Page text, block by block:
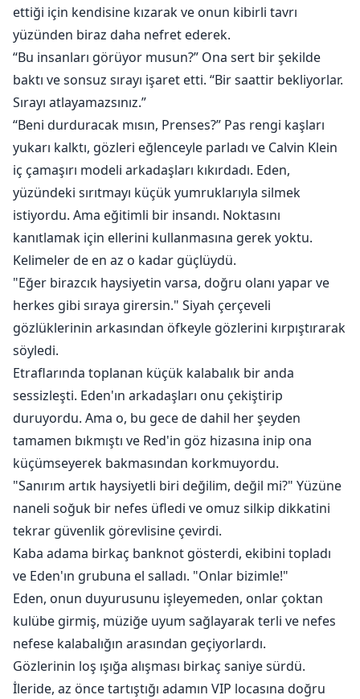
ettiği için kendisine kızarak ve onun kibirli tavrı
yüzünden biraz daha nefret ederek.
“Bu insanları görüyor musun?” Ona sert bir şekilde
baktı ve sonsuz sırayı işaret etti. “Bir saattir bekliyorlar.
Sırayı atlayamazsınız.”
“Beni durduracak mısın, Prenses?” Pas rengi kaşları
yukarı kalktı, gözleri eğlenceyle parladı ve Calvin Klein
iç çamaşırı modeli arkadaşları kıkırdadı. Eden,
yüzündeki sırıtmayı küçük yumruklarıyla silmek
istiyordu. Ama eğitimli bir insandı. Noktasını
kanıtlamak için ellerini kullanmasına gerek yoktu.
Kelimeler de en az o kadar güçlüydü.
"Eğer birazcık haysiyetin varsa, doğru olanı yapar ve
herkes gibi sıraya girersin." Siyah çerçeveli
gözlüklerinin arkasından öfkeyle gözlerini kırpıştırarak
söyledi.
Etraflarında toplanan küçük kalabalık bir anda
sessizleşti. Eden'ın arkadaşları onu çekiştirip
duruyordu. Ama o, bu gece de dahil her şeyden
tamamen bıkmıştı ve Red'in göz hizasına inip ona
küçümseyerek bakmasından korkmuyordu.
"Sanırım artık haysiyetli biri değilim, değil mi?" Yüzüne
naneli soğuk bir nefes üfledi ve omuz silkip dikkatini
tekrar güvenlik görevlisine çevirdi.
Kaba adama birkaç banknot gösterdi, ekibini topladı
ve Eden'ın grubuna el salladı. "Onlar bizimle!"
Eden, onun duyurusunu işleyemeden, onlar çoktan
kulübe girmiş, müziğe uyum sağlayarak terli ve nefes
nefese kalabalığın arasından geçiyorlardı.
Gözlerinin loş ışığa alışması birkaç saniye sürdü.
İleride, az önce tartıştığı adamın VIP locasına doğru